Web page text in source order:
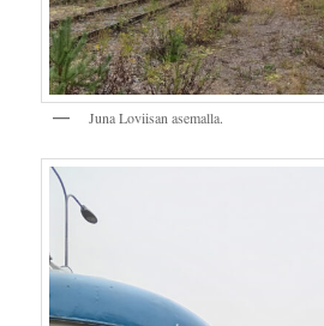
Juna Loviisan asemalla.